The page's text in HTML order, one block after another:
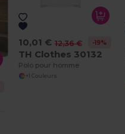
10,01 € 12,36 € -19%
TH Clothes 30132
Polo pour homme
+1 Couleurs